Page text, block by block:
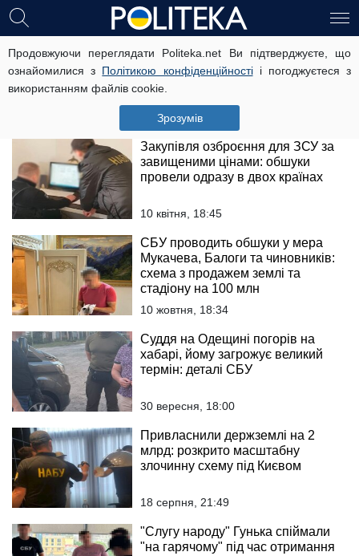
Продовжуючи переглядати Politeka.net Ви підтверджуєте, що
ознайомилися з Політикою конфіденційностіі погоджуєтеся з
використанням файлів cookie.
Зрозумів
Українського міністра підозрюють
у злочині: завдяки цинічній схемі
збагатився на мільйони
23 квітня, 21:00
Закупівля озброєння для ЗСУ за
завищеними цінами: обшуки
провели одразу в двох країнах
10 квітня, 18:45
СБУ проводить обшуки у мера
Мукачева, Балоги та чиновників:
схема з продажем землі та
стадіону на 100 млн
10 жовтня, 18:34
Суддя на Одещині погорів на
хабарі, йому загрожує великий
термін: деталі СБУ
30 вересня, 18:00
Привласнили держземлі на 2
млрд: розкрито масштабну
злочинну схему під Києвом
18 серпня, 21:49
"Слугу народу" Гунька спіймали
"на гарячому" під час отримання